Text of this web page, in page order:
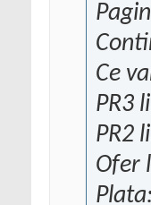
Ce
PR3
PR2
Ofer